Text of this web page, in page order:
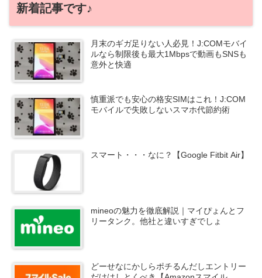
新着記事です♪
月末のギガ足りない人必見！J:COMモバイ
ルなら制限後も最大1Mbpsで動画もSNSも
意外と快適
慎重派でも安心の格安SIMはこれ！J:COM
モバイルで失敗しないスマホ代節約術
スマート・・・なに？【Google Fitbit Air】
mineoの魅力を徹底解説｜マイぴょんとフ
リータンク。他社と違いすぎでしょ
どーせなにかしらポチるんだしエントリー